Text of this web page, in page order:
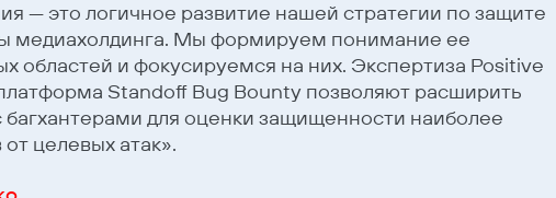
— это логичное развитие нашей стратегии по защите
медиахолдинга. Мы формируем понимание ее
областей и фокусируемся на них. Экспертиза Positive
Standoff Bug Bounty позволяют расширить
багхантерами для оценки защищенности наиболее
целевых атак».